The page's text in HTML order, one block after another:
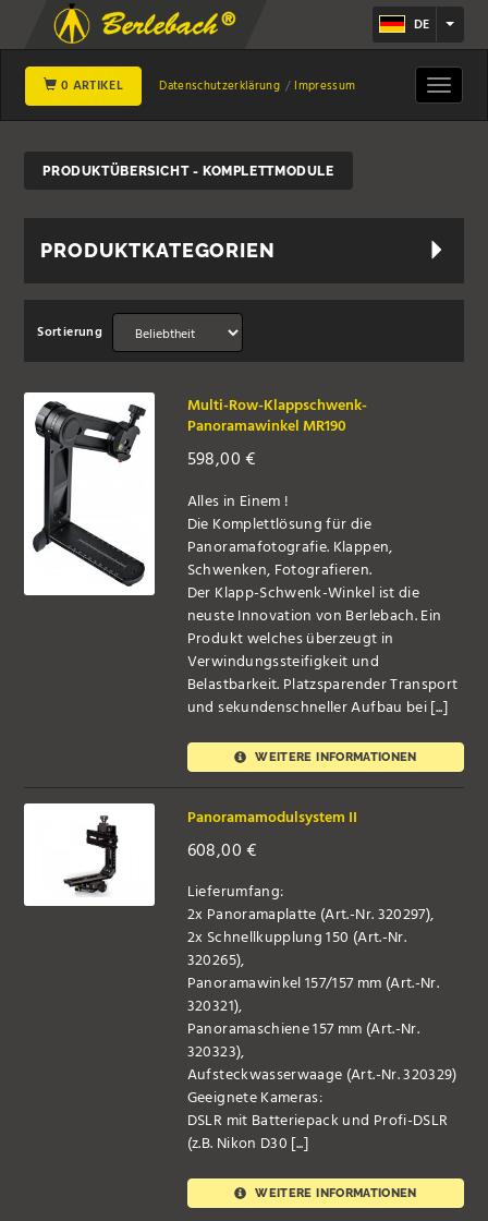
DE
0 ARTIKEL Datenschutzerklärung Impressum
Toggle
PRODUKTÜBERSICHT - KOMPLETTMODULE
PRODUKTKATEGORIEN
Sortierung
Multi-Row-Klappschwenk-
Panoramawinkel MR190
598,00€
Alles in Einem !
Die Komplettlösung für die
Panoramafotografie. Klappen,
Schwenken, Fotografieren.
Der Klapp-Schwenk-Winkel ist die
neuste Innovation von Berlebach. Ein
Produkt welches überzeugt in
Verwindungssteifigkeit und
Belastbarkeit. Platzsparender Transport
und sekundenschneller Aufbau bei [...]
WEITERE INFORMATIONEN
Panoramamodulsystem II
608,00€
Lieferumfang:
2x Panoramaplatte (Art.-Nr. 320297),
2x Schnellkupplung 150 (Art.-Nr.
320265),
Panoramawinkel 157/157 mm (Art.-Nr.
320321),
Panoramaschiene 157 mm (Art.-Nr.
320323),
Aufsteckwasserwaage (Art.-Nr. 320329)
Geeignete Kameras:
DSLR mit Batteriepack und Profi-DSLR
(z.B. Nikon D30 [...]
WEITERE INFORMATIONEN